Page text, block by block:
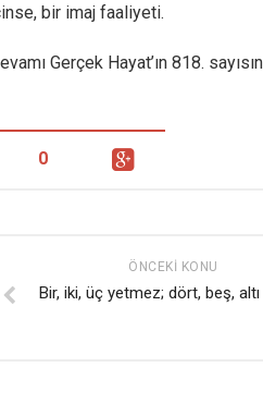
bir imaj faaliyeti.
Gerçek Hayat’ın 818.
0
ÖNCEKI KONU
Bir, iki, üç yetmez; dört, beş,